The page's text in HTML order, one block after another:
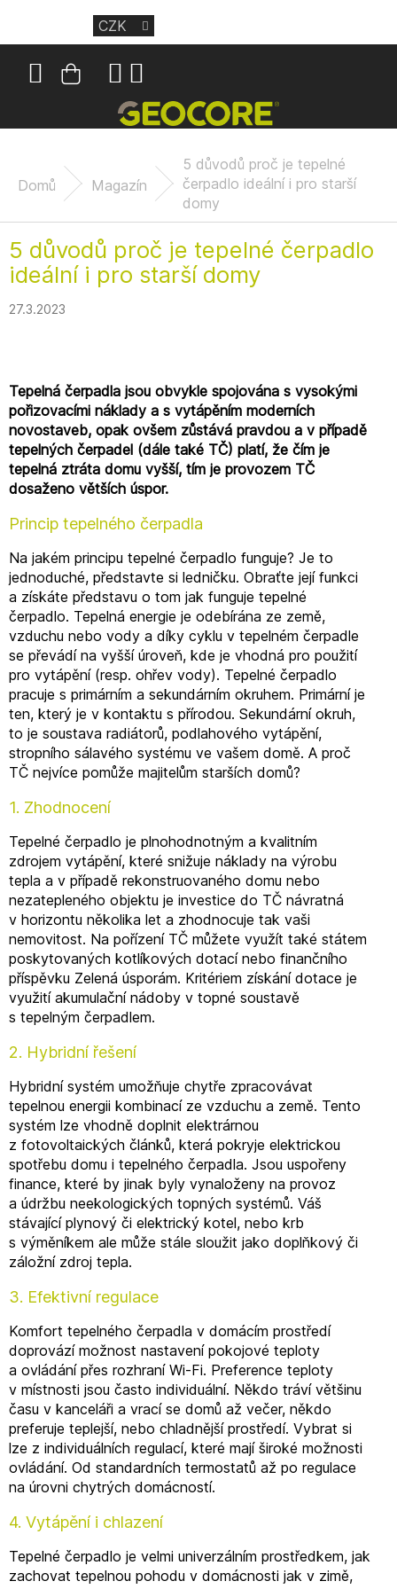
obsah
Nákupní
CZK
Domů Magazín
5 důvodů proč je tepelné
čerpadlo ideální i pro starší
domy
5 důvodů proč je tepelné čerpadlo
ideální i pro starší domy
27.3.2023
Tepelná čerpadla jsou obvykle spojována s vysokými
pořizovacími náklady a s vytápěním moderních
novostaveb, opak ovšem zůstává pravdou a v případě
tepelných čerpadel (dále také TČ) platí, že čím je
tepelná ztráta domu vyšší, tím je provozem TČ
dosaženo větších úspor.
Princip tepelného čerpadla
Na jakém principu tepelné čerpadlo funguje? Je to
jednoduché, představte si ledničku. Obraťte její funkci
a získáte představu o tom jak funguje tepelné
čerpadlo. Tepelná energie je odebírána ze země,
vzduchu nebo vody a díky cyklu v tepelném čerpadle
se převádí na vyšší úroveň, kde je vhodná pro použití
pro vytápění (resp. ohřev vody). Tepelné čerpadlo
pracuje s primárním a sekundárním okruhem. Primární je
ten, který je v kontaktu s přírodou. Sekundární okruh,
to je soustava radiátorů, podlahového vytápění,
stropního sálavého systému ve vašem domě. A proč
TČ nejvíce pomůže majitelům starších domů?
1. Zhodnocení
Tepelné čerpadlo je plnohodnotným a kvalitním
zdrojem vytápění, které snižuje náklady na výrobu
tepla a v případě rekonstruovaného domu nebo
nezatepleného objektu je investice do TČ návratná
v horizontu několika let a zhodnocuje tak vaši
nemovitost. Na pořízení TČ můžete využít také státem
poskytovaných kotlíkových dotací nebo finančního
příspěvku Zelená úsporám. Kritériem získání dotace je
využití akumulační nádoby v topné soustavě
s tepelným čerpadlem.
2. Hybridní řešení
Hybridní systém umožňuje chytře zpracovávat
tepelnou energii kombinací ze vzduchu a země. Tento
systém lze vhodně doplnit elektrárnou
z fotovoltaických článků, která pokryje elektrickou
spotřebu domu i tepelného čerpadla. Jsou uspořeny
finance, které by jinak byly vynaloženy na provoz
a údržbu neekologických topných systémů. Váš
stávající plynový či elektrický kotel, nebo krb
s výměníkem ale může stále sloužit jako doplňkový či
záložní zdroj tepla.
3. Efektivní regulace
Komfort tepelného čerpadla v domácím prostředí
doprovází možnost nastavení pokojové teploty
a ovládání přes rozhraní Wi-Fi. Preference teploty
v místnosti jsou často individuální. Někdo tráví většinu
času v kanceláři a vrací se domů až večer, někdo
preferuje teplejší, nebo chladnější prostředí. Vybrat si
lze z individuálních regulací, které mají široké možnosti
ovládání. Od standardních termostatů až po regulace
na úrovni chytrých domácností.
4. Vytápění i chlazení
Tepelné čerpadlo je velmi univerzálním prostředkem, jak
zachovat tepelnou pohodu v domácnosti jak v zimě,